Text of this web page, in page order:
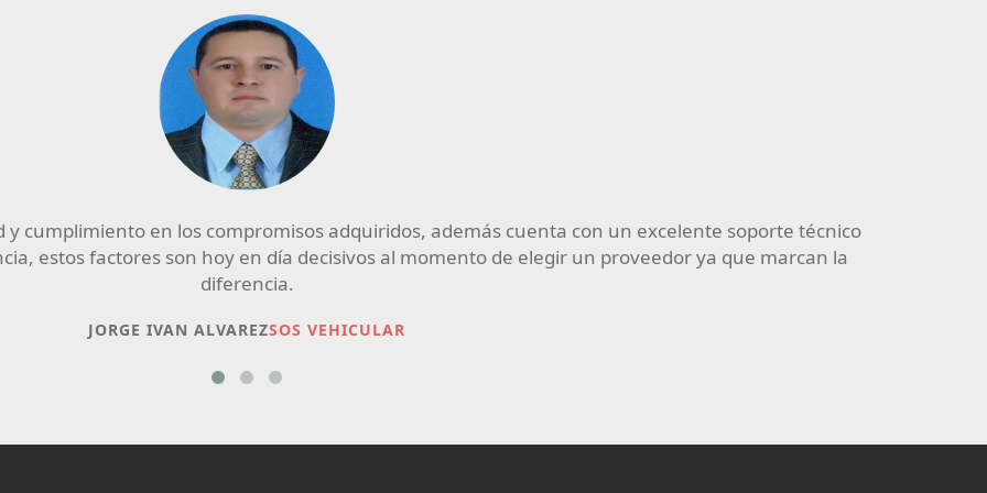
“Hace ya varios años que soy cliente de la empresa Asesorar IT SAS y tengo que decir que
y eficiencia, además siempre que he tenido dificultades me han brindado un soporte